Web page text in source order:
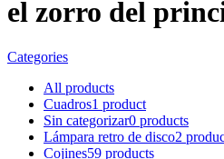
el zorro del
Categories
All products
Cuadros1 product
Sin categorizar0 products
Lámpara retro de disco2
Cojines59 products